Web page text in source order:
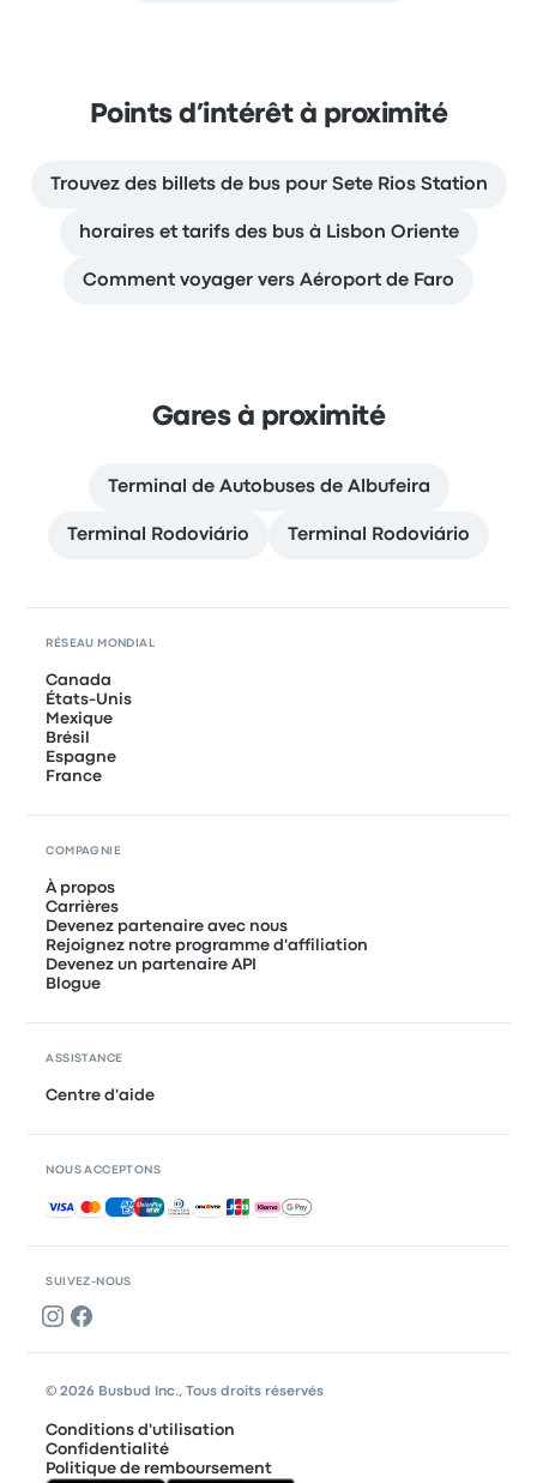
Points d’intérêt à proximité
Trouvez des billets de bus pour Sete Rios Station
horaires et tarifs des bus à Lisbon Oriente
Comment voyager vers Aéroport de Faro
Gares à proximité
Terminal de Autobuses de Albufeira
Terminal Rodoviário Terminal Rodoviário
SUIVEZ-NOUS
RÉSEAU MONDIAL
Canada
États-Unis
Mexique
Brésil
Espagne
France
COMPAGNIE
À propos
Carrières
Devenez partenaire avec nous
Rejoignez notre programme d'affiliation
Devenez un partenaire API
Blogue
ASSISTANCE
Centre d'aide
NOUS ACCEPTONS
Paiements acceptés
© 2026 Busbud Inc., Tous droits réservés
Conditions d'utilisation
Confidentialité
Politique de remboursement